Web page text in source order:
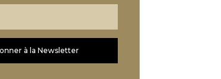
à la Newsletter